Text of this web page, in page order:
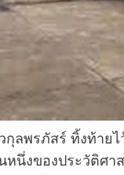
ลพรภัสร์ ทิ้งท้าย
นึ่งของประวัติศา